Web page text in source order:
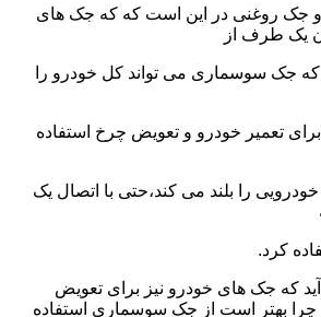
جک روغنی در این است که که جک های
یک طرف از
که جک سوسماری می تواند کل خودرو را
تعمیر خودرو و تعویض چرخ استفاده
را بلند می کند،حتی با اتصال یک
کرد.
که جک های خودرو نیز برای تعویض
چرا بهتر است از جک سوسماری استفاده